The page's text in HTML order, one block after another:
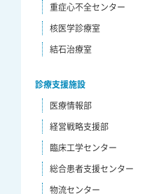
重症心不全センター
核医学診療室
結石治療室
診療支援施設
医療情報部
経営戦略支援部
臨床工学センター
総合患者支援センター
物流センター